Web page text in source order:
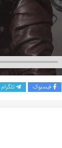
فیسبوک تلگرام